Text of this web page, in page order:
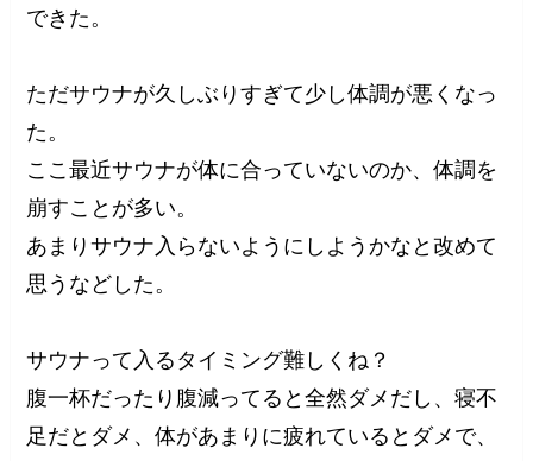
できた。
ただサウナが久しぶりすぎて少し体調が悪くなっ
た。
ここ最近サウナが体に合っていないのか、体調を
崩すことが多い。
あまりサウナ入らないようにしようかなと改めて
思うなどした。
サウナって入るタイミング難しくね？
腹一杯だったり腹減ってると全然ダメだし、寝不
足だとダメ、体があまりに疲れているとダメで、